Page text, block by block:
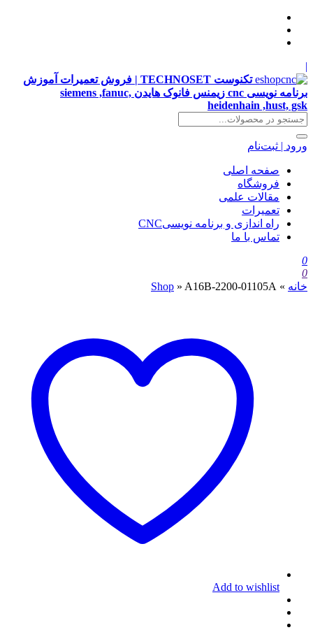
|
تکنوست TECHNOSET | فروش تعمیرات آموزش
برنامه نویسی cnc زیمنس فانوک هایدن siemens ,fanuc,
heidenhain ,hust, gsk
ورود | ثبت‌نام
صفحه اصلی
فروشگاه
مقالات علمی
تعمیرات
راه اندازی و برنامه نویسیCNC
تماس با ما
0
0
خانه »
Shop » A16B-2200-01105A
Add to wishlist